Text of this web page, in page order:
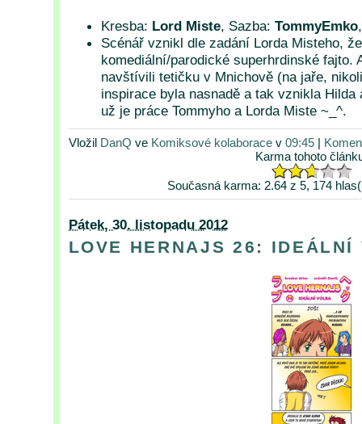
Kresba: Lord Miste, Sazba: TommyEmko
Scénář vznikl dle zadání Lorda Misteho,
komediální/parodické superhrdinské fajto.
navštívili tetičku v Mnichově (na jaře,
inspirace byla nasnadě a tak vznikla
už je práce Tommyho a Lorda Miste ~_^.
Vložil DanQ ve Komiksové kolaboracev 09:45|
Karma tohoto
Současná karma: 2.64 z 5, 174
Pátek, 30. listopadu 2012
LOVE HERNAJS 26: IDEÁLNÍ